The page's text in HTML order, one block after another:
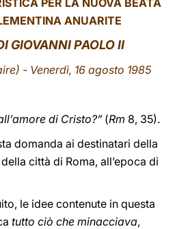
PER LA NUOVA BEATA
ANUARITE
GIOVANNI PAOLO II
- Venerdì, 16 agosto 1985
di Cristo?”(Rm 8, 35).
domanda ai destinatari della
città di Roma, all’epoca di
le idee contenute in questa
tutto ciò che minacciava,